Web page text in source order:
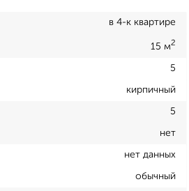
в 4-к квартире
15 м2
5
кирпичный
5
нет
нет данных
обычный